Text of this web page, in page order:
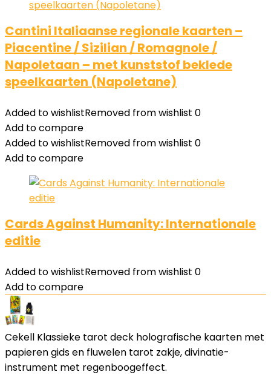
Cantini Italiaanse regionale kaarten –
Piacentine / Sizilian / Romagnole /
Napoletaan – met kunststof beklede
speelkaarten (Napoletane)
Added to wishlistRemoved from wishlist 0
Add to compare
Added to wishlistRemoved from wishlist 0
Add to compare
Cards Against Humanity: Internationale
editie
Added to wishlistRemoved from wishlist 0
Add to compare
Cekell Klassieke tarot deck holografische kaarten met
papieren gids en fluwelen tarot zakje, divinatie-
instrument met regenboogeffect.